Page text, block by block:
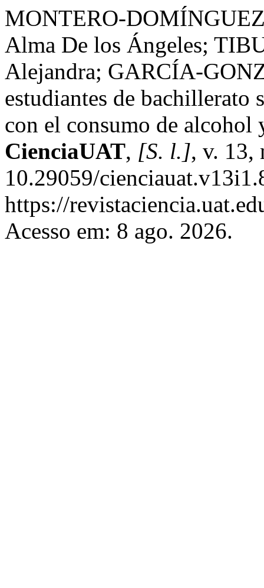
MONTERO-
Alma De los Ángeles;
Alejandra; GARCÍA-
estudiantes de bachillerato
con el consumo de alcohol
CienciaUAT, [S. l.], v. 13,
10.29059/
https://
Acesso em: 8 ago. 2026.